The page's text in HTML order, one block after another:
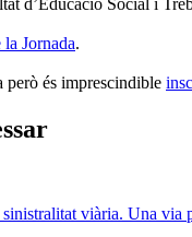
Jornada.
és imprescindible
viària. Una via